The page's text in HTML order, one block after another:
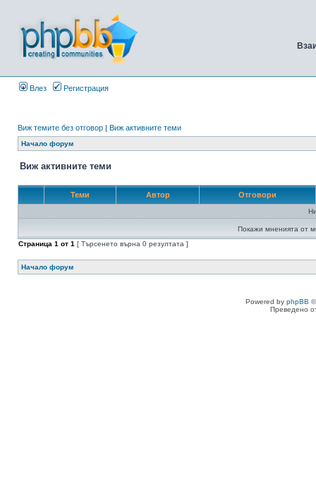
Влез Регистрация
Виж темите без отговор | Виж активните теми
Начало форум
Виж активните теми
Теми Автор Отговори
Покажи мненията от
Страница 1 от 1 [ Търсенето върна 0 резултата ]
Начало форум
Powered by phpBB
Преведено